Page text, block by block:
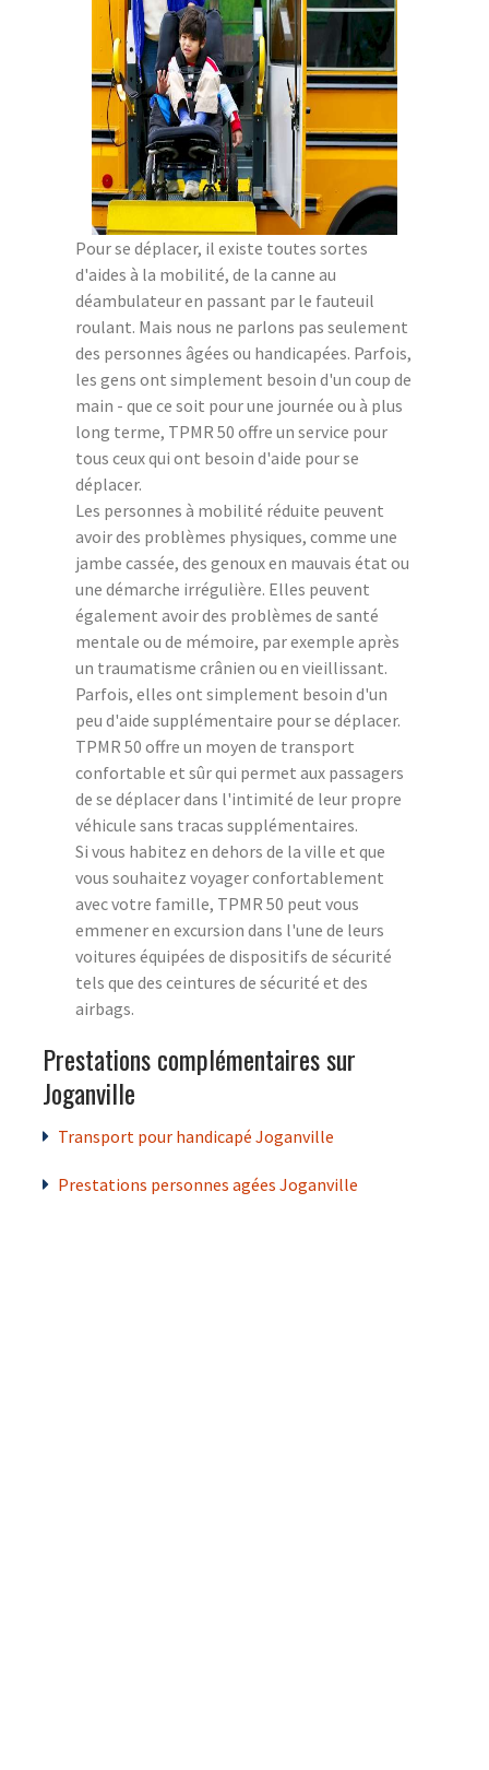
Pour se déplacer, il existe toutes sortes
d'aides à la mobilité, de la canne au
déambulateur en passant par le fauteuil
roulant. Mais nous ne parlons pas seulement
des personnes âgées ou handicapées. Parfois,
les gens ont simplement besoin d'un coup de
main - que ce soit pour une journée ou à plus
long terme, TPMR 50 offre un service pour
tous ceux qui ont besoin d'aide pour se
déplacer.
Les personnes à mobilité réduite peuvent
avoir des problèmes physiques, comme une
jambe cassée, des genoux en mauvais état ou
une démarche irrégulière. Elles peuvent
également avoir des problèmes de santé
mentale ou de mémoire, par exemple après
un traumatisme crânien ou en vieillissant.
Parfois, elles ont simplement besoin d'un
peu d'aide supplémentaire pour se déplacer.
TPMR 50 offre un moyen de transport
confortable et sûr qui permet aux passagers
de se déplacer dans l'intimité de leur propre
véhicule sans tracas supplémentaires.
Si vous habitez en dehors de la ville et que
vous souhaitez voyager confortablement
avec votre famille, TPMR 50 peut vous
emmener en excursion dans l'une de leurs
voitures équipées de dispositifs de sécurité
tels que des ceintures de sécurité et des
airbags.
Prestations complémentaires sur
Joganville
Transport pour handicapé Joganville
Prestations personnes agées Joganville